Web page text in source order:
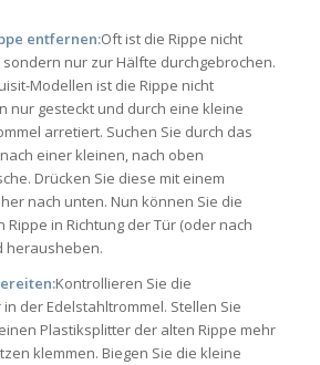
entfernen:Oft ist die Rippe nicht
nur zur Hälfte durchgebrochen.
Modellen ist die Rippe nicht
nur gesteckt und durch eine kleine
arretiert. Suchen Sie durch das
einer kleinen, nach oben
Drücken Sie diese mit einem
nach unten. Nun können Sie die
in Richtung der Tür (oder nach
herausheben.
Kontrollieren Sie die
der Edelstahltrommel. Stellen Sie
Plastiksplitter der alten Rippe mehr
klemmen. Biegen Sie die kleine